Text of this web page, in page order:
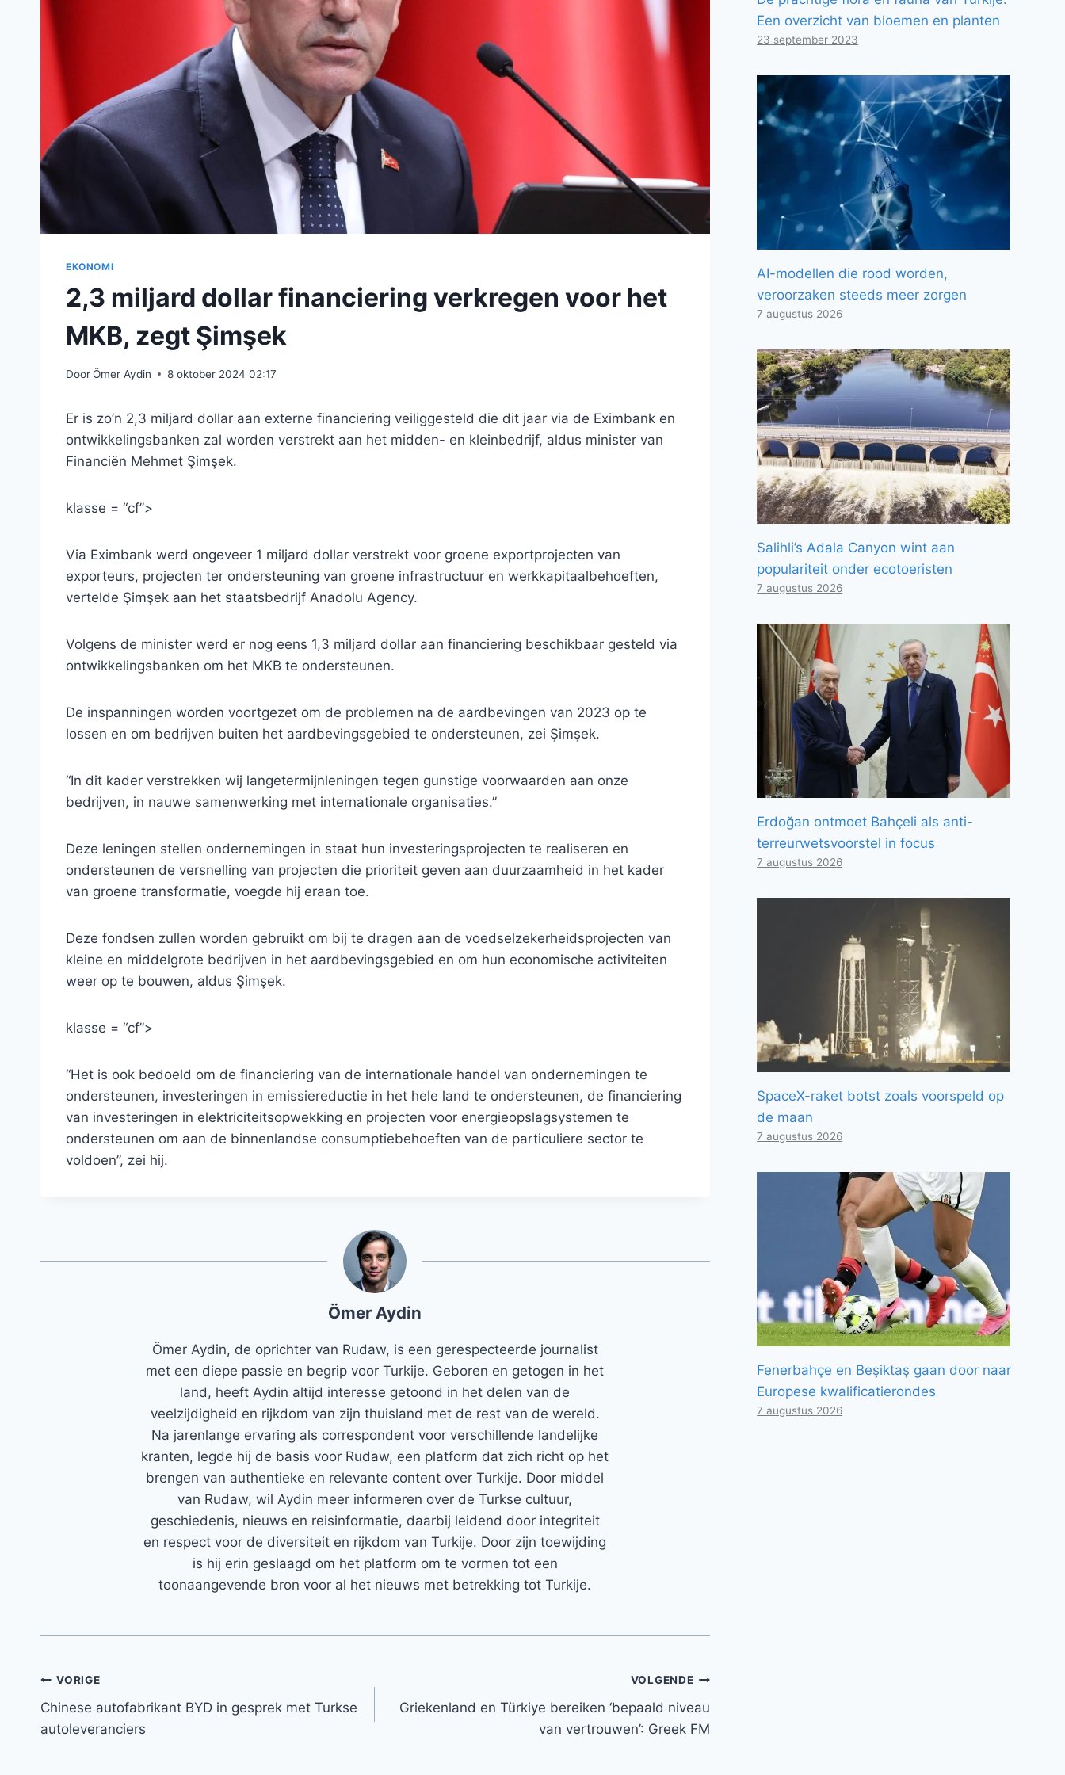
EKONOMI
2,3 miljard dollar financiering verkregen voor het
MKB, zegt Şimşek
DoorÖmer Aydin 8 oktober 2024 02:17
Er is zo’n 2,3 miljard dollar aan externe financiering veiliggesteld die dit jaar via de Eximbank en
ontwikkelingsbanken zal worden verstrekt aan het midden- en kleinbedrijf, aldus minister van
Financiën Mehmet Şimşek.
klasse = “cf”>
Via Eximbank werd ongeveer 1 miljard dollar verstrekt voor groene exportprojecten van
exporteurs, projecten ter ondersteuning van groene infrastructuur en werkkapitaalbehoeften,
vertelde Şimşek aan het staatsbedrijf Anadolu Agency.
Volgens de minister werd er nog eens 1,3 miljard dollar aan financiering beschikbaar gesteld via
ontwikkelingsbanken om het MKB te ondersteunen.
De inspanningen worden voortgezet om de problemen na de aardbevingen van 2023 op te
lossen en om bedrijven buiten het aardbevingsgebied te ondersteunen, zei Şimşek.
“In dit kader verstrekken wij langetermijnleningen tegen gunstige voorwaarden aan onze
bedrijven, in nauwe samenwerking met internationale organisaties.”
Deze leningen stellen ondernemingen in staat hun investeringsprojecten te realiseren en
ondersteunen de versnelling van projecten die prioriteit geven aan duurzaamheid in het kader
van groene transformatie, voegde hij eraan toe.
Deze fondsen zullen worden gebruikt om bij te dragen aan de voedselzekerheidsprojecten van
kleine en middelgrote bedrijven in het aardbevingsgebied en om hun economische activiteiten
weer op te bouwen, aldus Şimşek.
klasse = “cf”>
“Het is ook bedoeld om de financiering van de internationale handel van ondernemingen te
ondersteunen, investeringen in emissiereductie in het hele land te ondersteunen, de financiering
van investeringen in elektriciteitsopwekking en projecten voor energieopslagsystemen te
ondersteunen om aan de binnenlandse consumptiebehoeften van de particuliere sector te
voldoen”, zei hij.
Ömer Aydin
Ömer Aydin, de oprichter van Rudaw, is een gerespecteerde journalist
met een diepe passie en begrip voor Turkije. Geboren en getogen in het
land, heeft Aydin altijd interesse getoond in het delen van de
veelzijdigheid en rijkdom van zijn thuisland met de rest van de wereld.
Na jarenlange ervaring als correspondent voor verschillende landelijke
kranten, legde hij de basis voor Rudaw, een platform dat zich richt op het
brengen van authentieke en relevante content over Turkije. Door middel
van Rudaw, wil Aydin meer informeren over de Turkse cultuur,
geschiedenis, nieuws en reisinformatie, daarbij leidend door integriteit
en respect voor de diversiteit en rijkdom van Turkije. Door zijn toewijding
is hij erin geslaagd om het platform om te vormen tot een
toonaangevende bron voor al het nieuws met betrekking tot Turkije.
Bericht
navigatie
VORIGE
Chinese autofabrikant BYD in gesprek met Turkse
autoleveranciers
VOLGENDE
Griekenland en Türkiye bereiken ‘bepaald niveau
van vertrouwen’: Greek FM
Een overzicht van bloemen en planten
23 september 2023
AI-modellen die rood worden,
veroorzaken steeds meer zorgen
7 augustus 2026
Salihli’s Adala Canyon wint aan
populariteit onder ecotoeristen
7 augustus 2026
Erdoğan ontmoet Bahçeli als anti-
terreurwetsvoorstel in focus
7 augustus 2026
SpaceX-raket botst zoals voorspeld op
de maan
7 augustus 2026
Fenerbahçe en Beşiktaş gaan door naar
Europese kwalificatierondes
7 augustus 2026